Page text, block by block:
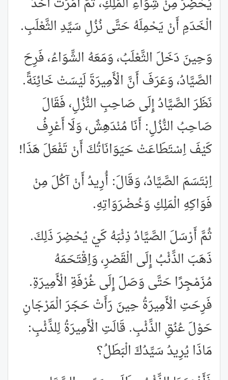
الْخَدَمِ أَنْ يَحْمِلَهُ حَتَّى نُزُلِ سَيِّدِ الثَّعْلَبِ.
وَحِينَ دَخَلَ الثَّعْلَبُ، وَمَعَهُ الشِّوَاءُ، فَرِحَ
الصَّيَّادُ، وَعَرَفَ أَنَّ الْأَمِيرَةَ لَيْسَتْ خَائِنَةً.
نَظَرَ الصَّيَّادُ إِلَى صَاحِبِ النُّزُلِ، فَقَالَ
صَاحِبُ النُّزُلِ: أَنَا مُنْدَهِشٌ، وَلَا أَعْرِفُ
كَيْفَ اِسْتَطَاعَتْ حَيَوَانَاتُكَ أَنْ تَفْعَلَ هَذَا!
اِبْتَسَمَ الصَّيَّادُ، وَقَالَ: أُرِيدُ أَنْ آكُلَ مِنْ
فَوَاكِهِ الْمَلِكِ وَخُضْرَوَاتِهِ.
ثُمَّ أَرْسَلَ الصَّيَّادُ ذِئْبَهُ كَيْ يُحْضِرَ ذَلِكَ.
ذَهَبَ الذِّئْبُ إِلَى الْقَصْرِ، وَاِقْتَحَمَهُ
مُزَمْجِرًا حَتَّى وَصَلَ إِلَى غُرْفَةِ الْأَمِيرَةِ.
فَرِحَتِ الْأَمِيرَةُ حِينَ رَأَتْ حَجَرَ الْمَرْجَانِ
حَوْلَ عُنُقِ الذِّئْبِ. قَالَتِ الْأَمِيرَةُ لِلذِّئْبِ:
مَاذَا يُرِيدُ سَيِّدُكَ الْبَطَلُ؟